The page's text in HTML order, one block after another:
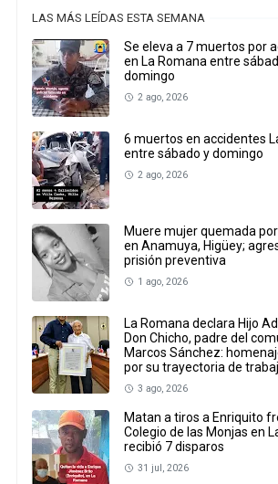
LAS MÁS LEÍDAS ESTA SEMANA
Se eleva a 7 muertos por
en La Romana entre
domingo
2 ago, 2026
6 muertos en accidentes
entre sábado y domingo
2 ago, 2026
Muere mujer quemada
en Anamuya, Higüey;
prisión preventiva
1 ago, 2026
La Romana declara Hijo
Don Chicho, padre del
Marcos Sánchez:
por su trayectoria de
3 ago, 2026
Matan a tiros a Enriquito
Colegio de las Monjas en
recibió 7 disparos
31 jul, 2026